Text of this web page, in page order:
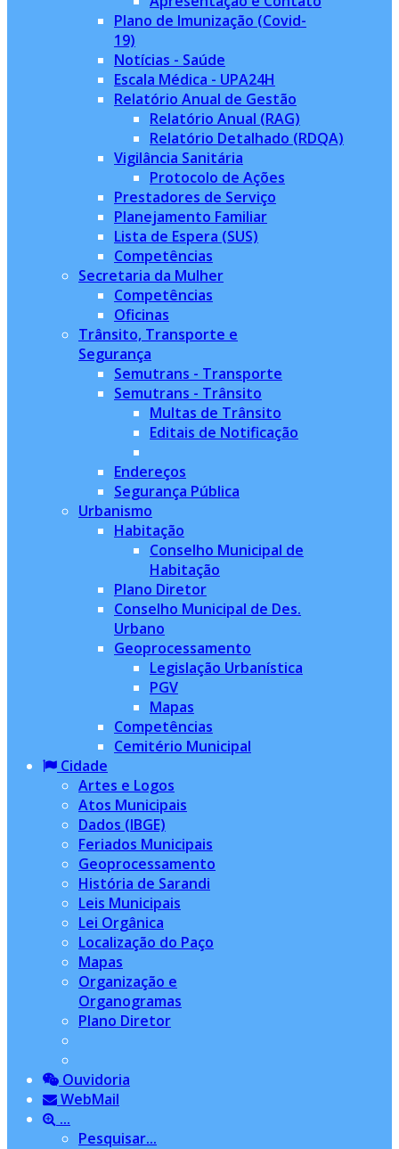
Plano de Imunização (Covid-
19)
Notícias - Saúde
Escala Médica - UPA24H
Relatório Anual de Gestão
Relatório Anual (RAG)
Relatório Detalhado (RDQA)
Vigilância Sanitária
Protocolo de Ações
Prestadores de Serviço
Planejamento Familiar
Lista de Espera (SUS)
Competências
Secretaria da Mulher
Competências
Oficinas
Trânsito, Transporte e
Segurança
Semutrans - Transporte
Semutrans - Trânsito
Multas de Trânsito
Editais de Notificação
Endereços
Segurança Pública
Urbanismo
Habitação
Conselho Municipal de
Habitação
Plano Diretor
Conselho Municipal de Des.
Urbano
Geoprocessamento
Legislação Urbanística
PGV
Mapas
Competências
Cemitério Municipal
Cidade
Artes e Logos
Atos Municipais
Dados (IBGE)
Feriados Municipais
Geoprocessamento
História de Sarandi
Leis Municipais
Lei Orgânica
Localização do Paço
Mapas
Organização e
Organogramas
Plano Diretor
Ouvidoria
WebMail
...
Pesquisar...